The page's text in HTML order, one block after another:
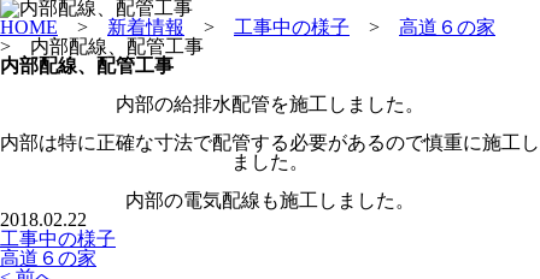
HOME > 新着情報 > 工事中の様子 > 高道６の家
> 内部配線、配管工事
内部配線、配管工事
内部の給排水配管を施工しました。
内部は特に正確な寸法で配管する必要があるので慎重に施工し
ました。
内部の電気配線も施工しました。
2018.02.22
工事中の様子
高道６の家